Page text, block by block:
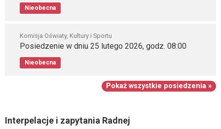
Nieobecna
Komisja Oświaty, Kultury i Sportu
Posiedzenie w dniu 25 lutego 2026, godz. 08:00
Nieobecna
Pokaż wszystkie posiedzenia »
Interpelacje i zapytania Radnej